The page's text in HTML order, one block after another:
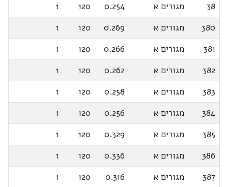
38
מגורים א 0.254
120
1
380
מגורים א 0.269
120
1
381
מגורים א 0.266
120
1
382
מגורים א 0.262
120
1
383
מגורים א 0.258
120
1
384
מגורים א 0.256
120
1
385
מגורים א 0.329
120
1
386
מגורים א 0.336
120
1
387
מגורים א 0.316
120
1